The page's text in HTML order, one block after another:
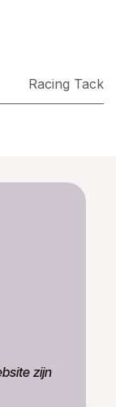
​Racing Tack
zijn